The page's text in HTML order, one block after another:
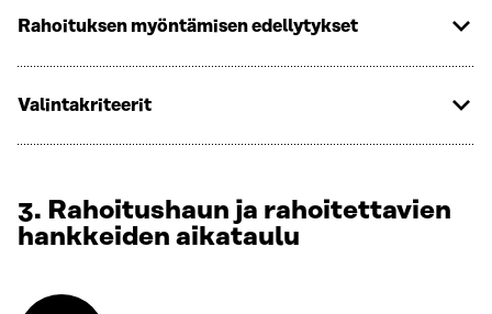
Rahoituksen myöntämisen edellytykset
Valintakriteerit
3. Rahoitushaun ja rahoitettavien
hankkeiden aikataulu